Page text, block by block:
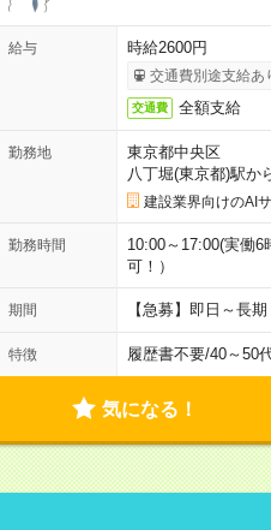
給与 時給2600円
交通費別途支給あ
交通費 全額支給
勤務地
東京都中央区
八丁堀(東京都)駅か
建設業界向けのAI
勤務時間
10:00～17:00(実働
可！）
期間 【急募】即日～長
特徴 履歴書不要/40～50
気になる！